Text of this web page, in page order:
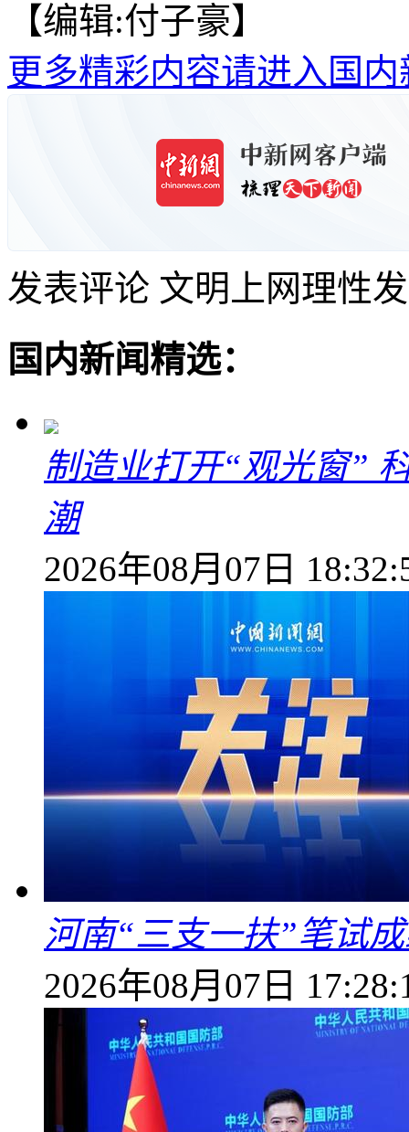
【编辑:付子豪】
更多精彩内容请进入国内
发表评论 文明上网理性
国内新闻精选：
制造业打开“观光窗”
潮
2026年08月07日
河南“三支一扶”笔试
2026年08月07日